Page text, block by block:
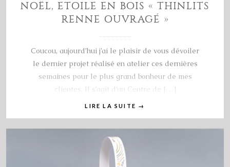
NOËL, ETOILE EN BOIS « THINLITS
RENNE OUVRAGÉ »
Coucou, aujourd’hui j’ai le plaisir de vous dévoiler
le dernier projet réalisé en atelier ces dernières
semaines pour le plus grand bonheur de mes
clientes. Il s’agit d’un Centre de […]
LIRE LA SUITE →